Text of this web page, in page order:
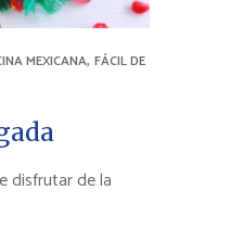
MEXICANA,FÁCIL DE
disfrutar de la